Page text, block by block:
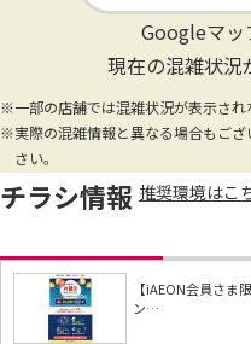
Googleマッ
現在の混雑状況
※一部の店舗では混雑状況が表示され
※実際の混雑情報と異なる場合もご
さい。
チラシ情報 推奨環境はこ
【iAEON会員さ
ン…